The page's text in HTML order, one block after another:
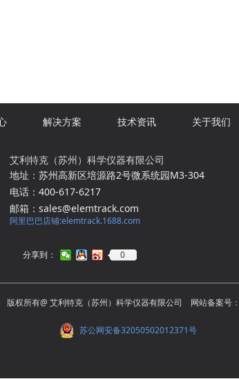
版权所有@ 艾利特克（苏州）科学仪器有限公司 网站备案号：
艾利特克（苏州）科学仪器有限公司
地址：苏州高新区培源路2号微系统园M3-304
电话：400-617-6217
邮箱：sales@elemtrack.com
阿里巴巴店铺:elemtrack.1688.com
分享到： 0
解决方案 技术资讯 关于我们
苏公网安备32050502012371号